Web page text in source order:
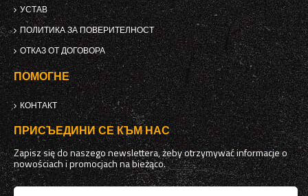
УСТАВ
ПОЛИТИКА ЗА ПОВЕРИТЕЛНОСТ
ОТКАЗ ОТ ДОГОВОРА
ПОМОГНЕ
КОНТАКТ
ПРИСЪЕДИНИ СЕ КЪМ НАС
Zapisz się do naszego newslettera, żeby otrzymywać informacje o
nowościach i promocjach na bieżąco.